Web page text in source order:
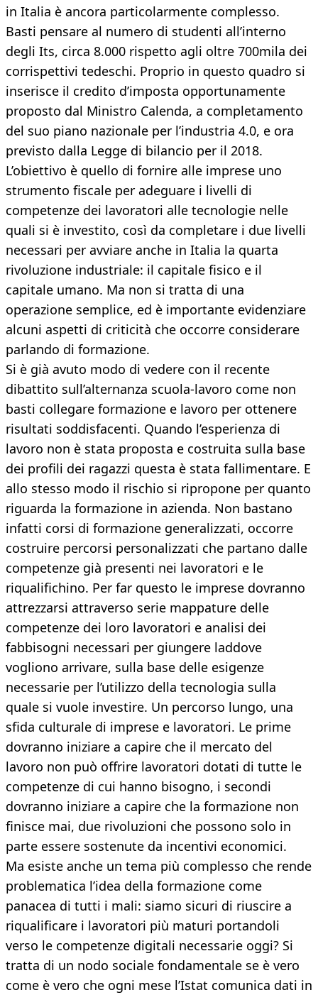
in Italia è ancora particolarmente complesso.
Basti pensare al numero di studenti all’interno
degli Its, circa 8.000 rispetto agli oltre 700mila dei
corrispettivi tedeschi. Proprio in questo quadro si
inserisce il credito d’imposta opportunamente
proposto dal Ministro Calenda, a completamento
del suo piano nazionale per l’industria 4.0, e ora
previsto dalla Legge di bilancio per il 2018.
L’obiettivo è quello di fornire alle imprese uno
strumento fiscale per adeguare i livelli di
competenze dei lavoratori alle tecnologie nelle
quali si è investito, così da completare i due livelli
necessari per avviare anche in Italia la quarta
rivoluzione industriale: il capitale fisico e il
capitale umano. Ma non si tratta di una
operazione semplice, ed è importante evidenziare
alcuni aspetti di criticità che occorre considerare
parlando di formazione.
Si è già avuto modo di vedere con il recente
dibattito sull’alternanza scuola-lavoro come non
basti collegare formazione e lavoro per ottenere
risultati soddisfacenti. Quando l’esperienza di
lavoro non è stata proposta e costruita sulla base
dei profili dei ragazzi questa è stata fallimentare. E
allo stesso modo il rischio si ripropone per quanto
riguarda la formazione in azienda. Non bastano
infatti corsi di formazione generalizzati, occorre
costruire percorsi personalizzati che partano dalle
competenze già presenti nei lavoratori e le
riqualifichino. Per far questo le imprese dovranno
attrezzarsi attraverso serie mappature delle
competenze dei loro lavoratori e analisi dei
fabbisogni necessari per giungere laddove
vogliono arrivare, sulla base delle esigenze
necessarie per l’utilizzo della tecnologia sulla
quale si vuole investire. Un percorso lungo, una
sfida culturale di imprese e lavoratori. Le prime
dovranno iniziare a capire che il mercato del
lavoro non può offrire lavoratori dotati di tutte le
competenze di cui hanno bisogno, i secondi
dovranno iniziare a capire che la formazione non
finisce mai, due rivoluzioni che possono solo in
parte essere sostenute da incentivi economici.
Ma esiste anche un tema più complesso che rende
problematica l’idea della formazione come
panacea di tutti i mali: siamo sicuri di riuscire a
riqualificare i lavoratori più maturi portandoli
verso le competenze digitali necessarie oggi? Si
tratta di un nodo sociale fondamentale se è vero
come è vero che ogni mese l’Istat comunica dati in